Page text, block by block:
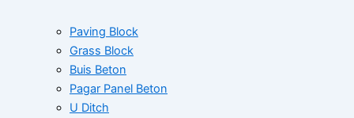
Paving Block
Grass Block
Buis Beton
Pagar Panel Beton
U Ditch